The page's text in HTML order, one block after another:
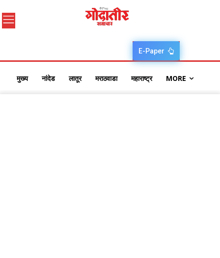
E-Paper
मुख्य नांदेड लातूर मराठवाडा महाराष्ट्र MORE